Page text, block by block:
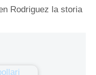
Rodriguez la storia